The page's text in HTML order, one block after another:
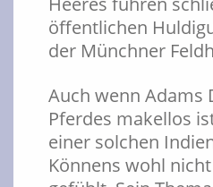
öffentlichen
der Münchner
Auch wenn Adams
Pferdes makellos
einer solchen
Könnens wohl